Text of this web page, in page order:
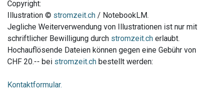
Copyright:
Illustration © stromzeit.ch / NotebookLM.
Jegliche Weiterverwendung von Illustrationen ist nur mit
schriftlicher Bewilligung durch stromzeit.ch erlaubt.
Hochauflösende Dateien können gegen eine Gebühr von
CHF 20.-- bei stromzeit.ch bestellt werden:
Kontaktformular.